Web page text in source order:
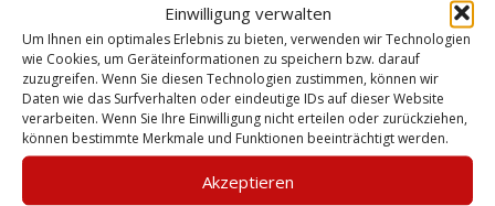
Einwilligung verwalten
Um Ihnen ein optimales Erlebnis zu bieten, verwenden wir Technologien
wie Cookies, um Geräteinformationen zu speichern bzw. darauf
zuzugreifen. Wenn Sie diesen Technologien zustimmen, können wir
Daten wie das Surfverhalten oder eindeutige IDs auf dieser Website
verarbeiten. Wenn Sie Ihre Einwilligung nicht erteilen oder zurückziehen,
können bestimmte Merkmale und Funktionen beeinträchtigt werden.
Akzeptieren
A. Krohne am Deisterplatz 1.
Unter dieser Adresse wird auch
der MaurermeisterErnst Krohne
geführt. BeiA. Krohnekönnte es
sich um den Zimmermeister und
HauseigentümerAugust Krohne